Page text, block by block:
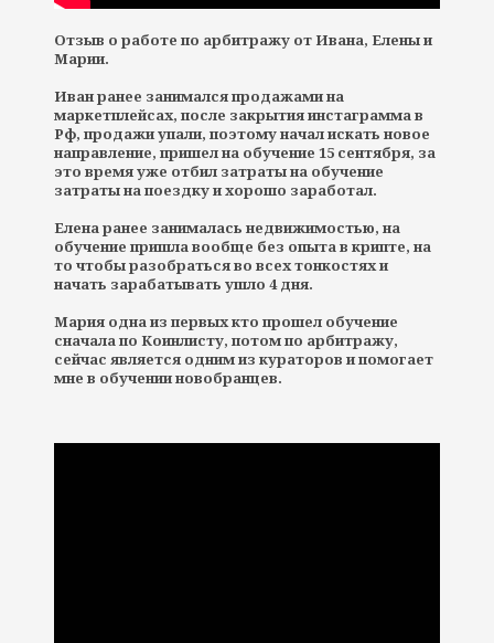
Отзыв о работе по арбитражу от Ивана, Елены и
Марии.
Иван ранее занимался продажами на
маркетплейсах, после закрытия инстаграмма в
Рф, продажи упали, поэтому начал искать новое
направление, пришел на обучение 15 сентября, за
это время уже отбил затраты на обучение
затраты на поездку и хорошо заработал.
Елена ранее занималась недвижимостью, на
обучение пришла вообще без опыта в крипте, на
то чтобы разобраться во всех тонкостях и
начать зарабатывать ушло 4 дня.
Мария одна из первых кто прошел обучение
сначала по Коинлисту, потом по арбитражу,
сейчас является одним из кураторов и помогает
мне в обучении новобранцев.